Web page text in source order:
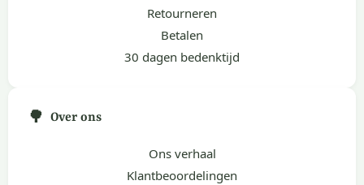
Retourneren
Betalen
30 dagen bedenktijd
🌳 Over ons
Ons verhaal
Klantbeoordelingen